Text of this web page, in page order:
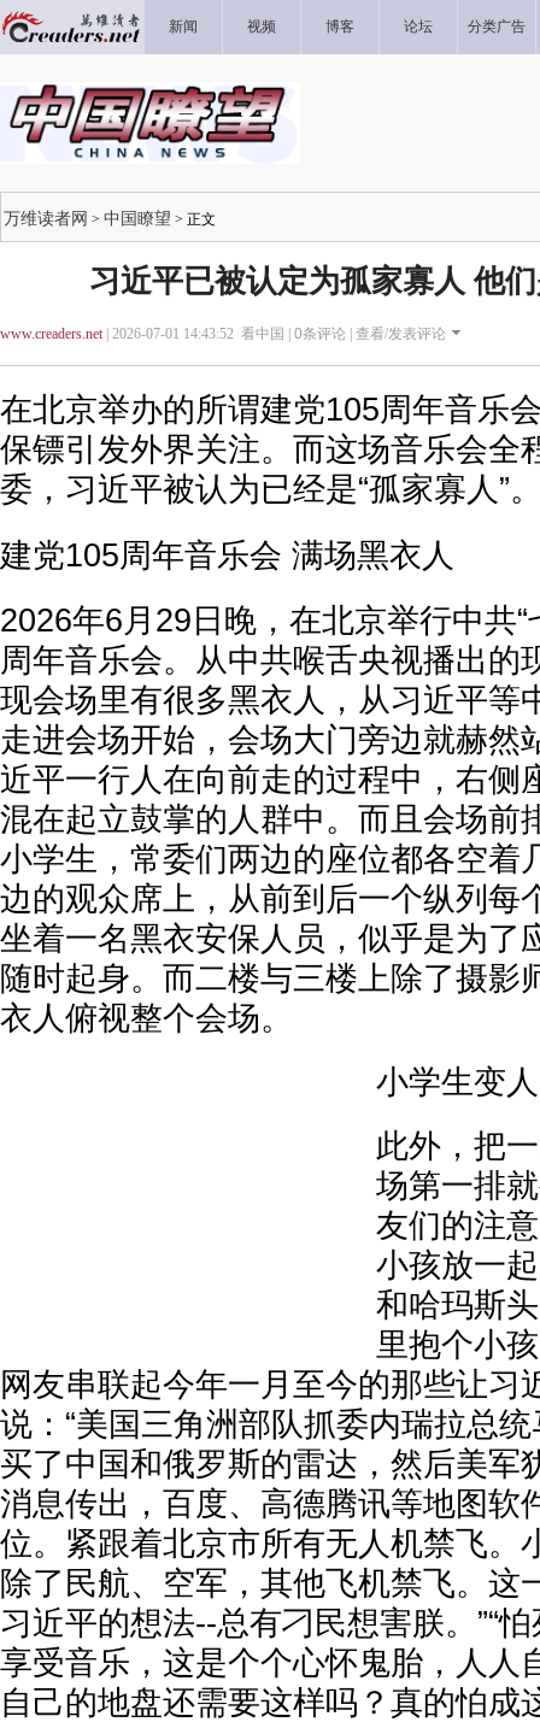
新闻 视频 博客 论坛 分类广告
万维读者网 > 中国瞭望 > 正文
习近平已被认定为孤家寡人 他
www.creaders.net| 2026-07-01 14:43:52 看中国 | 0条评论 | 查看/发表评论
在北京举办的所谓建党105周年音乐
保镖引发外界关注。而这场音乐会全
委，习近平被认为已经是“孤家寡人”
建党105周年音乐会 满场黑衣人
2026年6月29日晚，在北京举行中共“
周年音乐会。从中共喉舌央视播出的
现会场里有很多黑衣人，从习近平等
走进会场开始，会场大门旁边就赫然
近平一行人在向前走的过程中，右侧
混在起立鼓掌的人群中。而且会场前
小学生，常委们两边的座位都各空着
边的观众席上，从前到后一个纵列每
坐着一名黑衣安保人员，似乎是为了
随时起身。而二楼与三楼上除了摄影
衣人俯视整个会场。
小学生变
此外，把
场第一排
友们的注
小孩放一
和哈玛斯
里抱个小
网友串联起今年一月至今的那些让习
说：“美国三角洲部队抓委内瑞拉总
买了中国和俄罗斯的雷达，然后美军
消息传出，百度、高德腾讯等地图软
位。紧跟着北京市所有无人机禁飞。
除了民航、空军，其他飞机禁飞。这
习近平的想法--总有刁民想害朕。”“
享受音乐，这是个个心怀鬼胎，人人
自己的地盘还需要这样吗？真的怕成